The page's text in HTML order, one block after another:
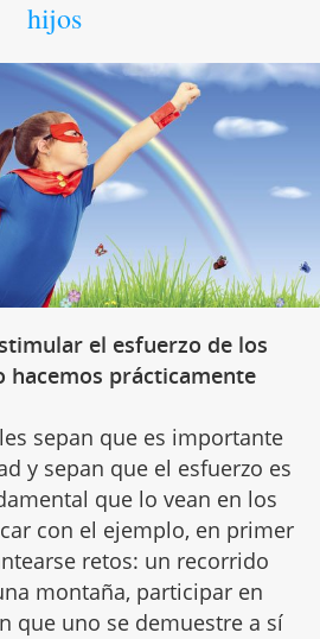
hijos
el esfuerzo de los
hacemos prácticamente
sepan que es importante
y sepan que el esfuerzo es
que lo vean en los
con el ejemplo, en primer
retos: un recorrido
montaña, participar en
que uno se demuestre a sí